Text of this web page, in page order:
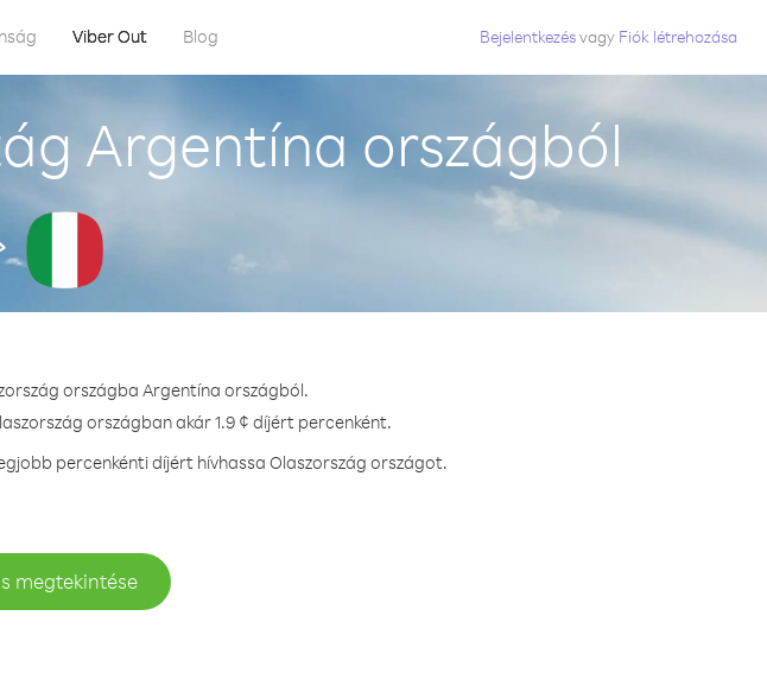
Viber Out Blog Bejelentkezésvagy Fiók létrehozása
Argentína országból
országba Argentína országból.
országban akár 1.9 ¢ díjért percenként.
percenkénti díjért hívhassa Olaszország országot.
megtekintése